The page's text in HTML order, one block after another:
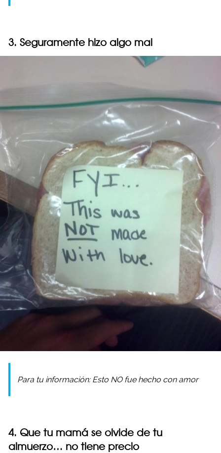
3. Seguramente hizo algo mal
Para tu información: Esto NO fue hecho con amor
4. Que tu mamá se olvide de tu
almuerzo… no tiene precio